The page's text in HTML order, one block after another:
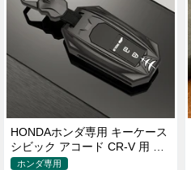
HONDAホンダ専用 キーケース
シビック アコード CR-V 用 キ
ーホルダー 防塵 耐衝撃
ホンダ専用